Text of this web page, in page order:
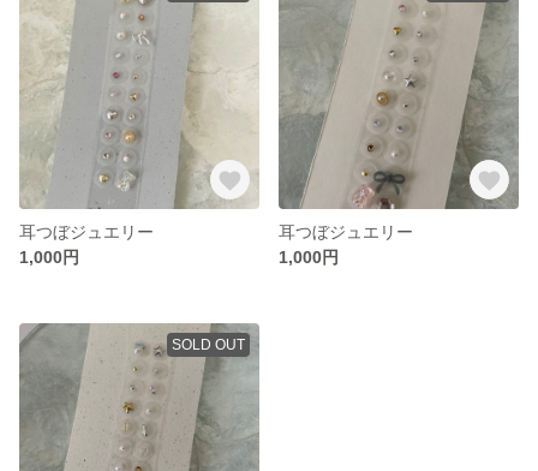
耳つぼジュエリー
1,000円
耳つぼジュエリー
1,000円
SOLD OUT